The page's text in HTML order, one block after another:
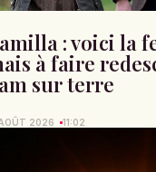
: voici la
à faire
sur terre
2026 11:02